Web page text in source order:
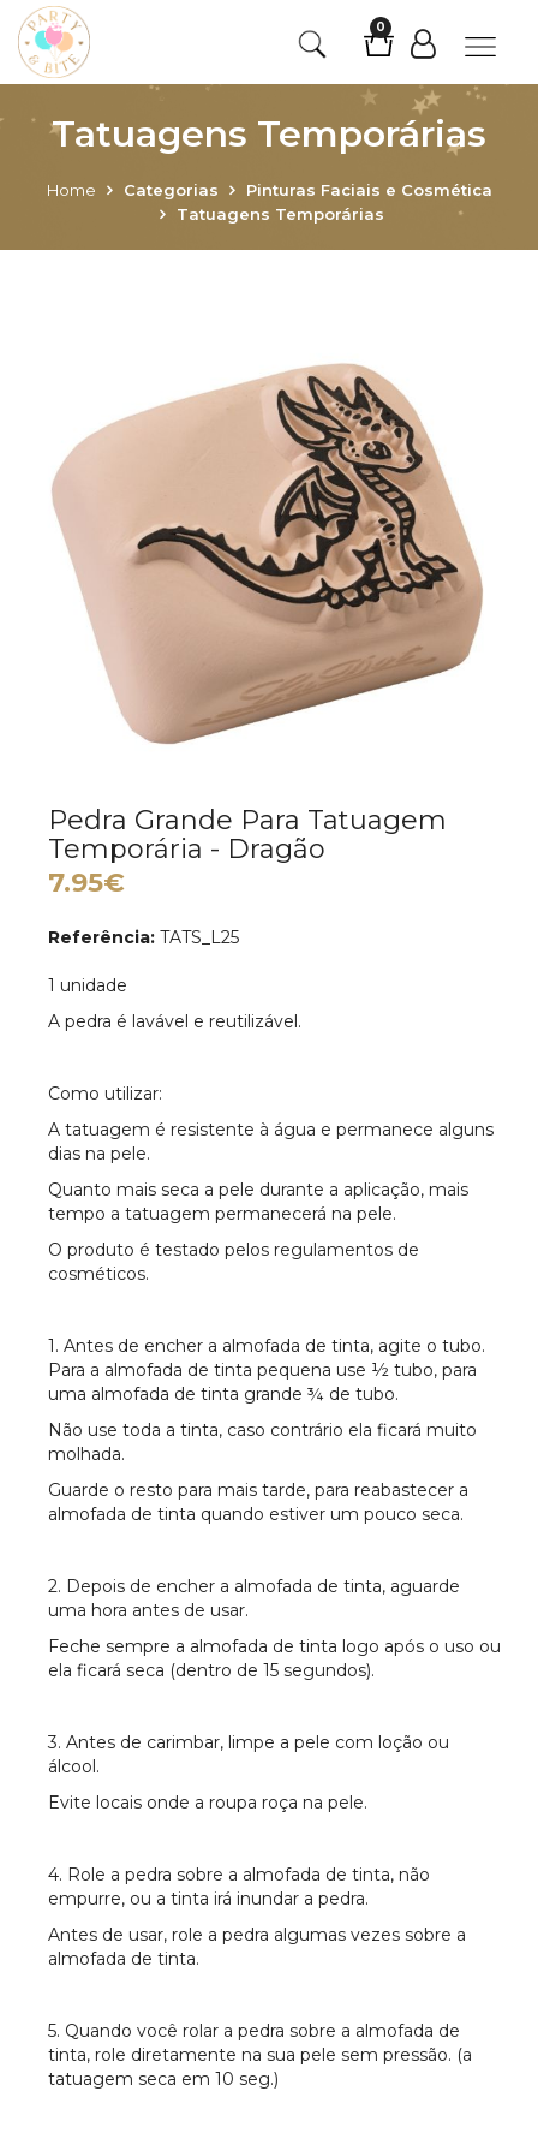
0
Tatuagens Temporárias
Home Categorias
Pinturas Faciais e Cosmética
Tatuagens Temporárias
Pedra Grande Para Tatuagem
Temporária - Dragão
7.95€
Referência: TATS_L25
1 unidade
A pedra é lavável e reutilizável.
Como utilizar:
A tatuagem é resistente à água e permanece alguns
dias na pele.
Quanto mais seca a pele durante a aplicação, mais
tempo a tatuagem permanecerá na pele.
O produto é testado pelos regulamentos de
cosméticos.
1. Antes de encher a almofada de tinta, agite o tubo.
Para a almofada de tinta pequena use ½ tubo, para
uma almofada de tinta grande ¾ de tubo.
Não use toda a tinta, caso contrário ela ficará muito
molhada.
Guarde o resto para mais tarde, para reabastecer a
almofada de tinta quando estiver um pouco seca.
2. Depois de encher a almofada de tinta, aguarde
uma hora antes de usar.
Feche sempre a almofada de tinta logo após o uso ou
ela ficará seca (dentro de 15 segundos).
3. Antes de carimbar, limpe a pele com loção ou
álcool.
Evite locais onde a roupa roça na pele.
4. Role a pedra sobre a almofada de tinta, não
empurre, ou a tinta irá inundar a pedra.
Antes de usar, role a pedra algumas vezes sobre a
almofada de tinta.
5. Quando você rolar a pedra sobre a almofada de
tinta, role diretamente na sua pele sem pressão. (a
tatuagem seca em 10 seg.)